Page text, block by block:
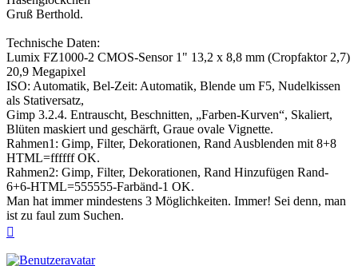
Gruß Berthold.
Technische Daten:
Lumix FZ1000-2 CMOS-Sensor 1" 13,2 x 8,8 mm (Cropfaktor 2,7)
20,9 Megapixel
ISO: Automatik, Bel-Zeit: Automatik, Blende um F5, Nudelkissen
als Stativersatz,
Gimp 3.2.4. Entrauscht, Beschnitten, „Farben-Kurven“, Skaliert,
Blüten maskiert und geschärft, Graue ovale Vignette.
Rahmen1: Gimp, Filter, Dekorationen, Rand Ausblenden mit 8+8
HTML=ffffff OK.
Rahmen2: Gimp, Filter, Dekorationen, Rand Hinzufügen Rand-
6+6-HTML=555555-Farbänd-1 OK.
Man hat immer mindestens 3 Möglichkeiten. Immer! Sei denn, man
ist zu faul zum Suchen.